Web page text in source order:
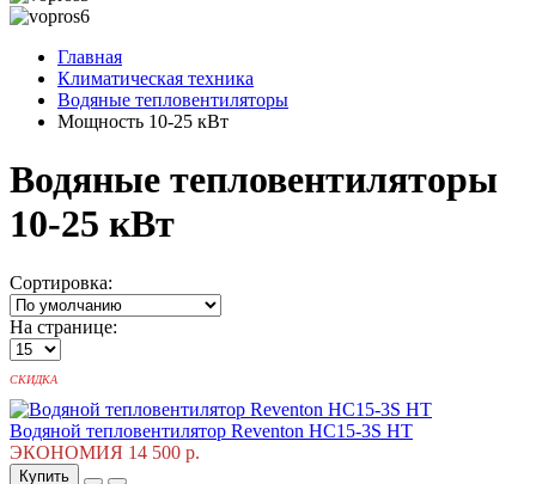
Главная
Климатическая техника
Водяные тепловентиляторы
Мощность 10-25 кВт
Водяные тепловентиляторы
10-25 кВт
Сортировка:
На странице:
СКИДКА
Водяной тепловентилятор Reventon HC15-3S HT
ЭКОНОМИЯ 14 500 р.
Купить